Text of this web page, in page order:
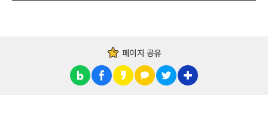
페이지 공유